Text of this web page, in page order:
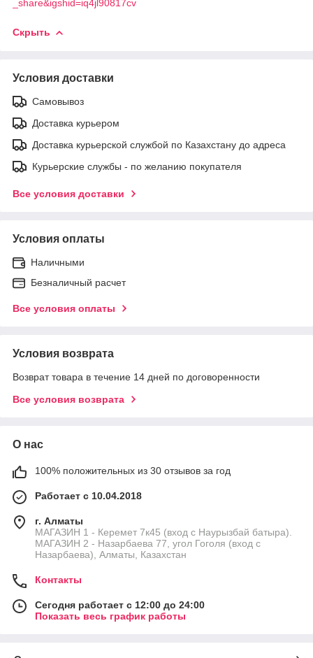
_share&igshid=iq4jl90817cv
Скрыть
Условия доставки
Самовывоз
Доставка курьером
Доставка курьерской службой по Казахстану до адреса
Курьерские службы - по желанию покупателя
Все условия доставки
Условия оплаты
Наличными
Безналичный расчет
Все условия оплаты
Условия возврата
Возврат товара в течение 14 дней по договоренности
Все условия возврата
О нас
100% положительных из 30 отзывов за год
Работает с 10.04.2018
г. Алматы
МАГАЗИН 1 - Керемет 7к45 (вход с Наурызбай батыра).
МАГАЗИН 2 - Назарбаева 77, угол Гоголя (вход с
Назарбаева), Алматы, Казахстан
Контакты
Сегодня работает с 12:00 до 24:00
Показать весь график работы